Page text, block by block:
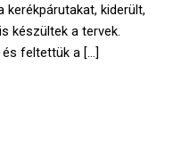
kerékpárutakat, kiderült,
készültek a tervek.
és feltettük a […]